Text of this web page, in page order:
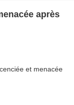
après